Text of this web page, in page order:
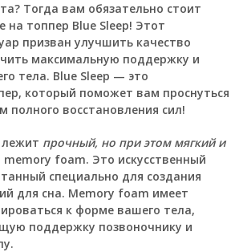
Тогда вам обязательно стоит
на топпер Blue Sleep! Этот
призван улучшить качество
максимальную поддержку и
тела. Blue Sleep — это
который поможет вам проснуться
восстановления сил!
лежит прочный, но при этом мягкий и
foam. Это искусственный
специально для создания
для сна. Memory foam имеет
к форме вашего тела,
поддержку позвоночнику и